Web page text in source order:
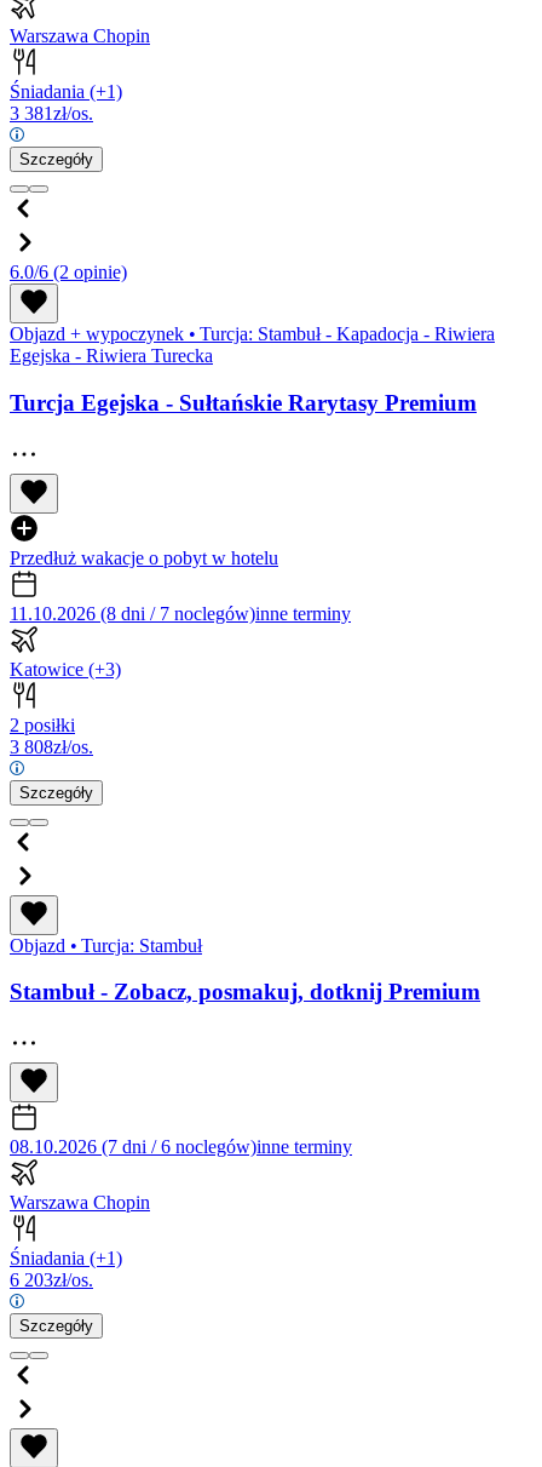
Warszawa Chopin
Śniadania (+1)
3 381zł/os.
Szczegóły
6.0/6 (2 opinie)
Objazd + wypoczynek • Turcja: Stambuł - Kapadocja - Riwiera
Egejska - Riwiera Turecka
Turcja Egejska - Sułtańskie Rarytasy Premium
Przedłuż wakacje o pobyt w hotelu
11.10.2026 (8 dni / 7 noclegów)inne terminy
Katowice (+3)
2 posiłki
3 808zł/os.
Szczegóły
Objazd • Turcja: Stambuł
Stambuł - Zobacz, posmakuj, dotknij Premium
08.10.2026 (7 dni / 6 noclegów)inne terminy
Warszawa Chopin
Śniadania (+1)
6 203zł/os.
Szczegóły